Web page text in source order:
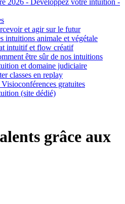
2026 - Développez votre intuition -
et agir sur le futur
intuitions animale et végétale
intuitif et flow créatif
être sûr de nos intuitions
et domaine judiciaire
classes en replay
gratuites
(site dédié)
grâce aux